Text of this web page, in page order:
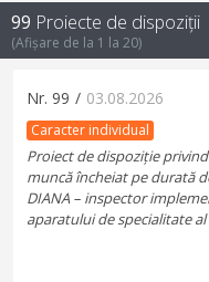
99 Proiecte de dispoziții
(Afișare de la 1 la 20)
Nr. 99 / 03.08.2026
Caracter individual
Proiect de dispoziție
muncă încheiat pe durată
DIANA – inspector
aparatului de specialitate